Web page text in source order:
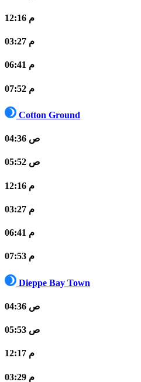
12:16 م
03:27 م
06:41 م
07:52 م
Cotton Ground
04:36 ص
05:52 ص
12:16 م
03:27 م
06:41 م
07:53 م
Dieppe Bay Town
04:36 ص
05:53 ص
12:17 م
03:29 م